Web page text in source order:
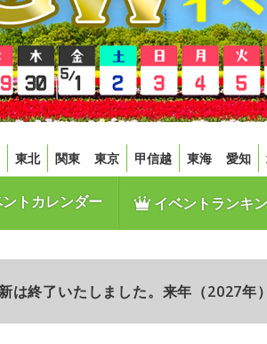
東北 関東 東京 甲信越 東海 愛知
トカレンダー イベントランキ
は終了いたしました。来年（2027年